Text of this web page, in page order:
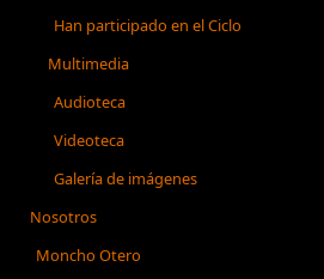
Han participado en el Ciclo
Multimedia
Audioteca
Videoteca
Galería de imágenes
Nosotros
Moncho Otero